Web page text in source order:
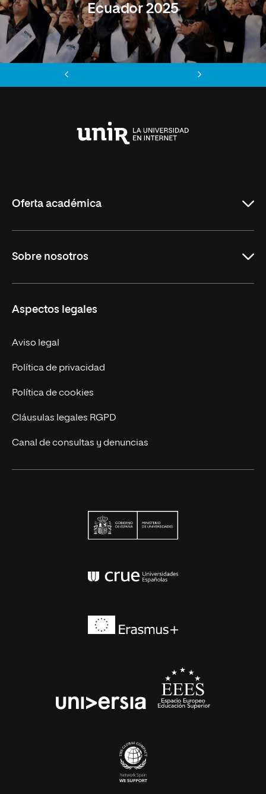
Ecuador 2025
Oferta académica
Formación Continua
Sobre nosotros
Trabaja en UNIR
Actualidad
Contáctanos
Aspectos legales
Aviso legal
Política de privacidad
Política de cookies
Cláusulas legales RGPD
Canal de consultas y denuncias